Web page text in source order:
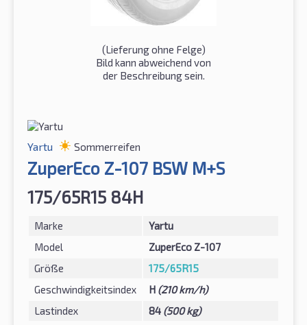
(Lieferung ohne Felge)
Bild kann abweichend von
der Beschreibung sein.
Yartu Sommerreifen
ZuperEco Z-107 BSW M+S
175/65R15 84H
Marke
Yartu
Model
ZuperEco Z-107
Größe
175/65R15
Geschwindigkeitsindex
H (210 km/h)
Lastindex
84 (500 kg)